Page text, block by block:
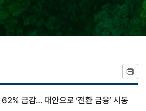
급감… 대안으로 ‘전환 금융’ 시동